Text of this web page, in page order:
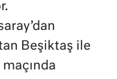
Beşiktaş ile